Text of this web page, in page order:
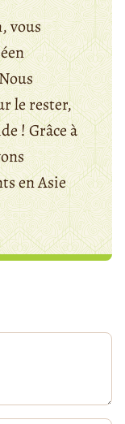
vous
le rester,
! Grâce à
en Asie